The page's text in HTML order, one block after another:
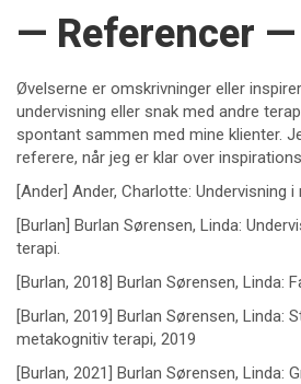
— Referencer —
Øvelserne er omskrivninger eller
undervisning eller snak med andre
spontant sammen med mine klienter.
referere, når jeg er klar over
[Ander] Ander, Charlotte: Undervisning
[Burlan] Burlan Sørensen, Linda:
terapi.
[Burlan, 2018] Burlan Sørensen, Linda:
[Burlan, 2019] Burlan Sørensen, Linda:
metakognitiv terapi, 2019
[Burlan, 2021] Burlan Sørensen, Linda: